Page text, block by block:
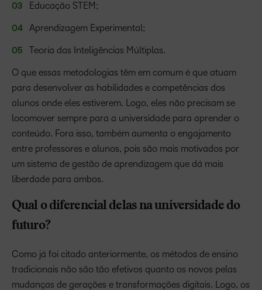
Educação STEM;
Aprendizagem Experimental;
Teoria das Inteligências Múltiplas.
O que essas metodologias têm em comum é que atuam
para desenvolver as habilidades e competências dos
alunos onde eles estiverem. Logo, eles não precisam se
locomover sempre para a universidade para aprender o
conteúdo. Fora isso, também aumenta o engajamento
entre professores e alunos, pois são mais motivados por
um sistema de gestão de aprendizagem que dá mais
liberdade para ambos.
Qual o diferencial delas na universidade do
futuro?
Como já foi citado anteriormente, os métodos de ensino
tradicionais não são tão efetivos quanto os novos pelas
mudanças de gerações e transformações digitais. Logo, os